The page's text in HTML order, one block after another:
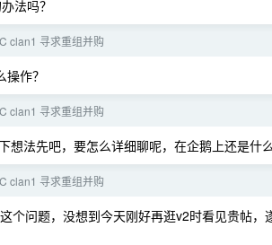
法吗？
clan1 寻求重组并购
作？
clan1 寻求重组并购
想法先吧，要怎么详细聊呢，在企鹅上还是什
clan1 寻求重组并购
个问题，没想到今天刚好再逛v2时看见贵帖，